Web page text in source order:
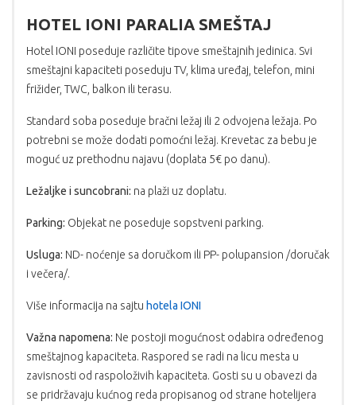
HOTEL IONI PARALIA SMEŠTAJ
Hotel IONI poseduje različite tipove smeštajnih jedinica. Svi
smeštajni kapaciteti poseduju TV, klima uređaj, telefon, mini
frižider, TWC, balkon ili terasu.
Standard soba poseduje bračni ležaj ili 2 odvojena ležaja. Po
potrebni se može dodati pomoćni ležaj. Krevetac za bebu je
moguć uz prethodnu najavu (doplata 5€ po danu).
Ležaljke i suncobrani: na plaži uz doplatu.
Parking: Objekat ne poseduje sopstveni parking.
Usluga: ND- noćenje sa doručkom ili PP- polupansion /doručak
i večera/.
Više informacija na sajtu hotela IONI
Važna napomena: Ne postoji mogućnost odabira određenog
smeštajnog kapaciteta. Raspored se radi na licu mesta u
zavisnosti od raspoloživih kapaciteta. Gosti su u obavezi da
se pridržavaju kućnog reda propisanog od strane hotelijera